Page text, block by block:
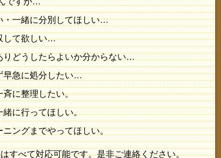
・一緒に分別してほしい…
して欲しい…
りどうしたらよいか分からない…
早急に処分したい…
斉に整理したい。
緒に行ってほしい。
ニングまでやってほしい。
すべて対応可能です。是非ご連絡ください。